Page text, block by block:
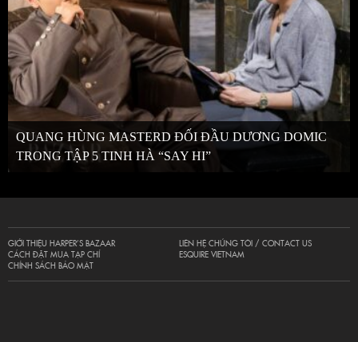
QUANG HÙNG MASTERD ĐỐI ĐẦU DƯƠNG DOMIC
TRONG TẬP 5 TINH HÀ “SAY HI”
GIỚI THIỆU HARPER’S BAZAAR
CÁCH ĐẶT MUA TẠP CHÍ
CHÍNH SÁCH BẢO MẬT
LIÊN HỆ CHÚNG TÔI / CONTACT US
ESQUIRE VIETNAM